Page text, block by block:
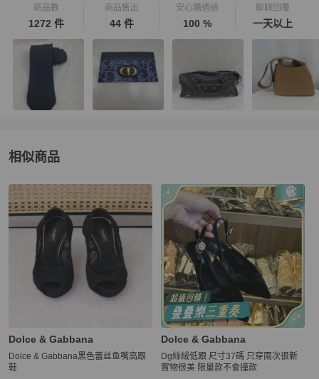
商品數
1272 件
商品售出
44 件
安心購通過
100 %
聊聊回覆
一天以上
相似商品
更多相似Dolce & Gabbana女鞋 推薦精品
Dolce & Gabbana
Dolce & Gabbana黑色蕾丝鱼嘴高跟
鞋
Dolce & Gabbana
Dg絲絨低跟 尺寸37碼 只穿兩次很新
實物很美 限量款不會撞款